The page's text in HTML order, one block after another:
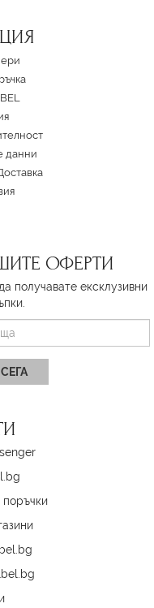
данни
ОФЕРТИ
получавате ексклузивни